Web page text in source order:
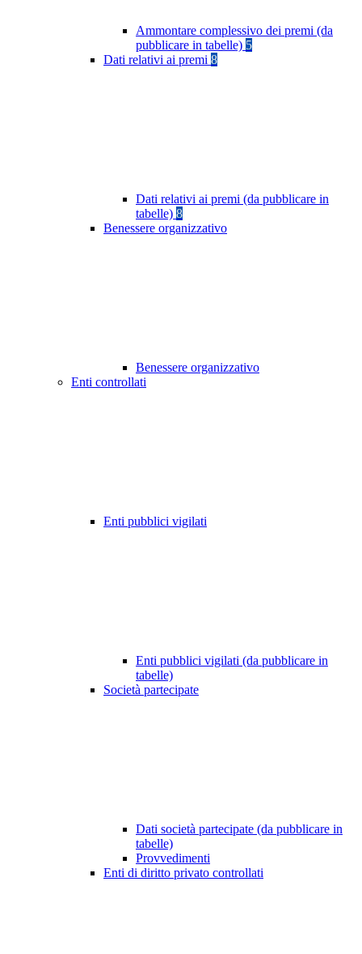
Ammontare complessivo dei premi (da
pubblicare in tabelle) 5
Dati relativi ai premi 8
Dati relativi ai premi (da pubblicare in
tabelle) 8
Benessere organizzativo
Benessere organizzativo
Enti controllati
Enti pubblici vigilati
Enti pubblici vigilati (da pubblicare in
tabelle)
Società partecipate
Dati società partecipate (da pubblicare in
tabelle)
Provvedimenti
Enti di diritto privato controllati